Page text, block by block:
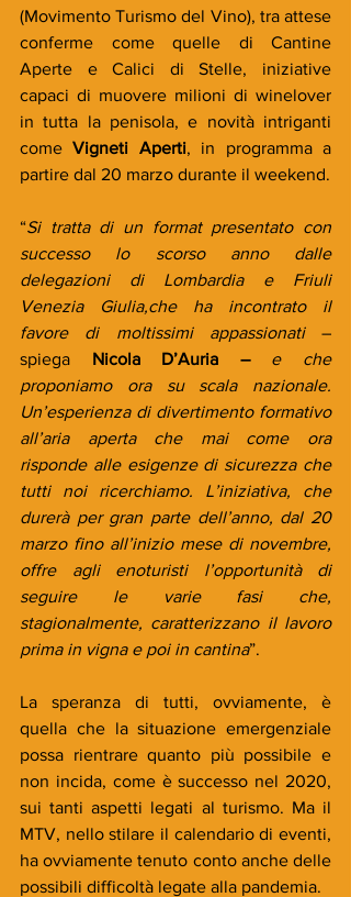
(Movimento Turismo del Vino), tra attese
conferme come quelle di Cantine
Aperte e Calici di Stelle, iniziative
capaci di muovere milioni di winelover
in tutta la penisola, e novità intriganti
come Vigneti Aperti, in programma a
partire dal 20 marzo durante il weekend.
“Si tratta di un format presentato con
successo lo scorso anno dalle
delegazioni di Lombardia e Friuli
Venezia Giulia,che ha incontrato il
favore di moltissimi appassionati –
spiega Nicola D’Auria – e che
proponiamo ora su scala nazionale.
Un’esperienza di divertimento formativo
all’aria aperta che mai come ora
risponde alle esigenze di sicurezza che
tutti noi ricerchiamo. L’iniziativa, che
durerà per gran parte dell’anno, dal 20
marzo fino all’inizio mese di novembre,
offre agli enoturisti l’opportunità di
seguire le varie fasi che,
stagionalmente, caratterizzano il lavoro
prima in vigna e poi in cantina”.
La speranza di tutti, ovviamente, è
quella che la situazione emergenziale
possa rientrare quanto più possibile e
non incida, come è successo nel 2020,
sui tanti aspetti legati al turismo. Ma il
MTV, nello stilare il calendario di eventi,
ha ovviamente tenuto conto anche delle
possibili difficoltà legate alla pandemia.